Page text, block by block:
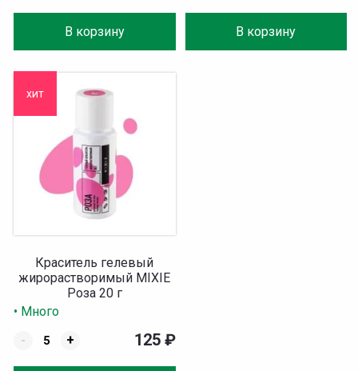
В корзину В корзину
хит
Краситель гелевый
жирорастворимый MIXIE
Роза 20 г
• Много
-
+ 125 ₽